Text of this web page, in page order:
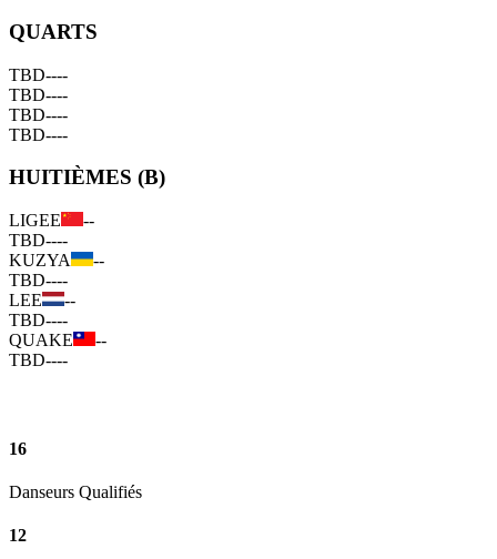
QUARTS
TBD----
TBD----
TBD----
TBD----
HUITIÈMES (B)
LIGEE
--
TBD----
KUZYA
--
TBD----
LEE
--
TBD----
QUAKE
--
TBD----
16
Danseurs Qualifiés
12